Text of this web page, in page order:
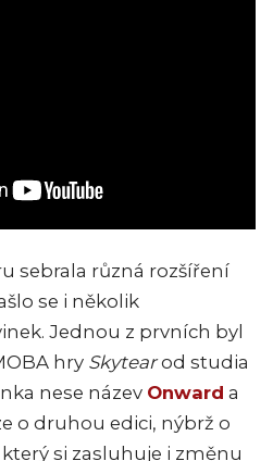
sebrala různá rozšíření
se i několik
Jednou z prvních byl
hry Skytearod studia
nese název Onward a
o druhou edici, nýbrž o
si zasluhuje i změnu